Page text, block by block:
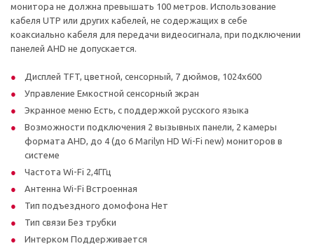
монитора не должна превышать 100 метров. Использование
кабеля UTP или других кабелей, не содержащих в себе
коаксиально кабеля для передачи видеосигнала, при подключении
панелей AHD не допускается.
Дисплей TFT, цветной, сенсорный, 7 дюймов, 1024х600
Управление Емкостной сенсорный экран
Экранное меню Есть, с поддержкой русского языка
Возможности подключения 2 вызывных панели, 2 камеры
формата AHD, до 4 (до 6 Marilyn HD Wi-Fi new) мониторов в
системе
Частота Wi-Fi 2,4ГГц
Антенна Wi-Fi Встроенная
Тип подъездного домофона Нет
Тип связи Без трубки
Интерком Поддерживается